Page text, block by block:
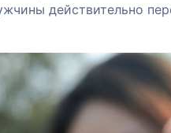
действительно